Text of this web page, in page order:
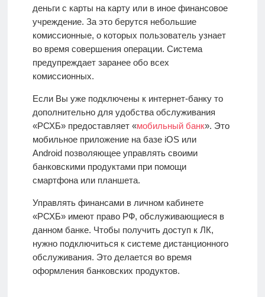
деньги с карты на карту или в иное финансовое
учреждение. За это берутся небольшие
комиссионные, о которых пользователь узнает
во время совершения операции. Система
предупреждает заранее обо всех
комиссионных.
Если Вы уже подключены к интернет-банку то
дополнительно для удобства обслуживания
«РСХБ» предоставляет «мобильный банк». Это
мобильное приложение на базе iOS или
Android позволяющее управлять своими
банковскими продуктами при помощи
смартфона или планшета.
Управлять финансами в личном кабинете
«РСХБ» имеют право РФ, обслуживающиеся в
данном банке. Чтобы получить доступ к ЛК,
нужно подключиться к системе дистанционного
обслуживания. Это делается во время
оформления банковских продуктов.